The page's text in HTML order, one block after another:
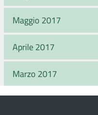
Maggio 2017
Aprile 2017
Marzo 2017